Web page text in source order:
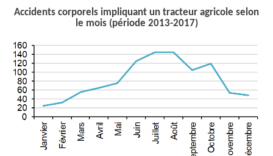
Accidents corporels impliquant un tracteur agricole selon
le mois (période 2013-2017)